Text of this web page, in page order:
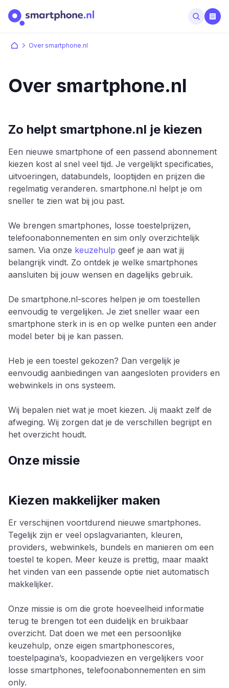
Over smartphone.nl
Over smartphone.nl
Zo helpt smartphone.nl je kiezen
Een nieuwe smartphone of een passend abonnement
kiezen kost al snel veel tijd. Je vergelijkt specificaties,
uitvoeringen, databundels, looptijden en prijzen die
regelmatig veranderen. smartphone.nl helpt je om
sneller te zien wat bij jou past.
We brengen smartphones, losse toestelprijzen,
telefoonabonnementen en sim only overzichtelijk
samen. Via onze keuzehulp geef je aan wat jij
belangrijk vindt. Zo ontdek je welke smartphones
aansluiten bij jouw wensen en dagelijks gebruik.
De smartphone.nl-scores helpen je om toestellen
eenvoudig te vergelijken. Je ziet sneller waar een
smartphone sterk in is en op welke punten een ander
model beter bij je kan passen.
Heb je een toestel gekozen? Dan vergelijk je
eenvoudig aanbiedingen van aangesloten providers en
webwinkels in ons systeem.
Wij bepalen niet wat je moet kiezen. Jij maakt zelf de
afweging. Wij zorgen dat je de verschillen begrijpt en
het overzicht houdt.
Onze missie
Kiezen makkelijker maken
Er verschijnen voortdurend nieuwe smartphones.
Tegelijk zijn er veel opslagvarianten, kleuren,
providers, webwinkels, bundels en manieren om een
toestel te kopen. Meer keuze is prettig, maar maakt
het vinden van een passende optie niet automatisch
makkelijker.
Onze missie is om die grote hoeveelheid informatie
terug te brengen tot een duidelijk en bruikbaar
overzicht. Dat doen we met een persoonlijke
keuzehulp, onze eigen smartphonescores,
toestelpagina’s, koopadviezen en vergelijkers voor
losse smartphones, telefoonabonnementen en sim
only.